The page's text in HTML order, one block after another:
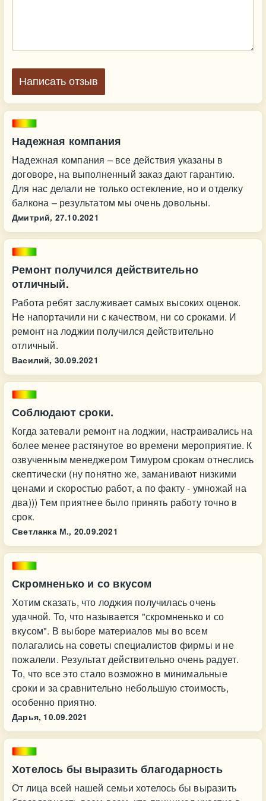
Надежная компания
Надежная компания – все действия указаны в
договоре, на выполненный заказ дают гарантию.
Для нас делали не только остекление, но и отделку
балкона – результатом мы очень довольны.
Дмитрий, 27.10.2021
Ремонт получился действительно
отличный.
Работа ребят заслуживает самых высоких оценок.
Не напортачили ни с качеством, ни со сроками. И
ремонт на лоджии получился действительно
отличный.
Василий, 30.09.2021
Соблюдают сроки.
Когда затевали ремонт на лоджии, настраивались на
более менее растянутое во времени мероприятие. К
озвученным менеджером Тимуром срокам отнеслись
скептически (ну понятно же, заманивают низкими
ценами и скоростью работ, а по факту - умножай на
два))) Тем приятнее было принять работу точно в
срок.
Светланка М., 20.09.2021
Скромненько и со вкусом
Хотим сказать, что лоджия получилась очень
удачной. То, что называется "скромненько и со
вкусом". В выборе материалов мы во всем
полагались на советы специалистов фирмы и не
пожалели. Результат действительно очень радует.
То, что все это стало возможно в минимальные
сроки и за сравнительно небольшую стоимость,
особенно приятно.
Дарья, 10.09.2021
Хотелось бы выразить благодарность
От лица всей нашей семьи хотелось бы выразить
Написать отзыв